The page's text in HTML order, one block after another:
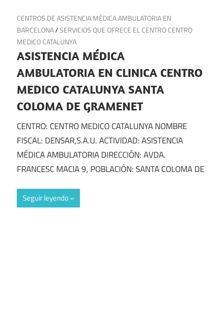
7 de julio de 2025
CENTROS DE ASISTENCIA MÉDICA AMBULATORIA EN
BARCELONA/SERVICIOS QUE OFRECE EL CENTRO CENTRO
MEDICO CATALUNYA
ASISTENCIA MÉDICA
AMBULATORIA EN CLINICA CENTRO
MEDICO CATALUNYA SANTA
COLOMA DE GRAMENET
CENTRO: CENTRO MEDICO CATALUNYA NOMBRE
FISCAL: DENSAR,S.A.U. ACTIVIDAD: ASISTENCIA
MÉDICA AMBULATORIA DIRECCIÓN: AVDA.
FRANCESC MACIA 9, POBLACIÓN: SANTA COLOMA DE
Seguir leyendo